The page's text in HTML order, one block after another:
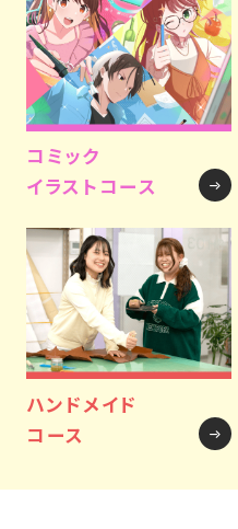
コミック
イラストコース
ハンドメイド
コース